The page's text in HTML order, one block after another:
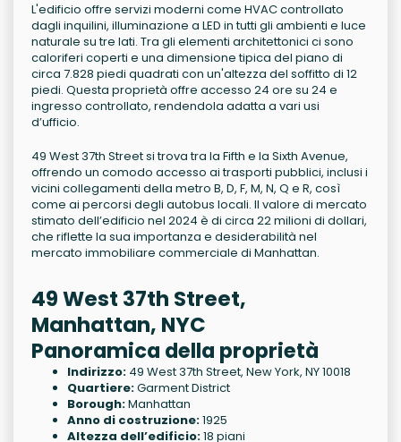
L'edificio offre servizi moderni come HVAC controllato
dagli inquilini, illuminazione a LED in tutti gli ambienti e luce
naturale su tre lati. Tra gli elementi architettonici ci sono
caloriferi coperti e una dimensione tipica del piano di
circa 7.828 piedi quadrati con un'altezza del soffitto di 12
piedi. Questa proprietà offre accesso 24 ore su 24 e
ingresso controllato, rendendola adatta a vari usi
d’ufficio.
49 West 37th Street si trova tra la Fifth e la Sixth Avenue,
offrendo un comodo accesso ai trasporti pubblici, inclusi i
vicini collegamenti della metro B, D, F, M, N, Q e R, così
come ai percorsi degli autobus locali. Il valore di mercato
stimato dell’edificio nel 2024 è di circa 22 milioni di dollari,
che riflette la sua importanza e desiderabilità nel
mercato immobiliare commerciale di Manhattan.
49 West 37th Street,
Manhattan, NYC
Panoramica della proprietà
Indirizzo: 49 West 37th Street, New York, NY 10018
Quartiere:Garment District
Borough:Manhattan
Anno di costruzione:1925
Altezza dell’edificio:18 piani